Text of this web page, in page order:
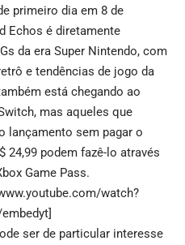
primeiro dia em 8 de
Echos é diretamente
da era Super Nintendo, com
e tendências de jogo da
está chegando ao
mas aqueles que
lançamento sem pagar o
24,99 podem fazê-lo através
Game Pass.
watch?
ser de particular interesse